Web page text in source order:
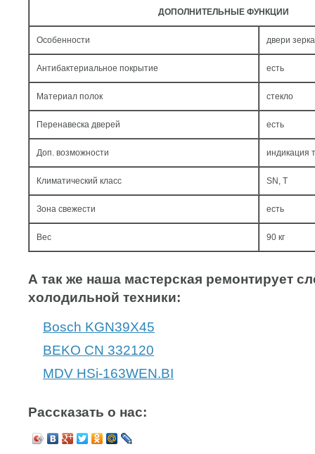
ДОПОЛНИТЕЛЬНЫЕ ФУНКЦИИ
Особенности двери
Антибактериальное покрытие есть
Материал полок стекло
Перенавеска дверей есть
Доп. возможности индикация
Климатический класс SN, T
Зона свежести есть
Вес 90 кг
А так же наша мастерская ремонтирует
холодильной техники:
Bosch KGN39X45
BEKO CN 332120
MDV HSi-163WEN.BI
Рассказать о нас: